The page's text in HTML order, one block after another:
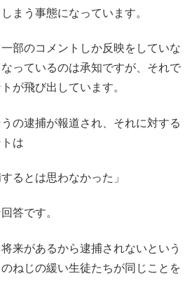
まう事態になっています。
部のコメントしか反映をしていな
っているのは承知ですが、それで
が飛び出しています。
の逮捕が報道され、それに対する
は
るとは思わなかった」
答です。
来があるから逮捕されないという
ねじの緩い生徒たちが同じことを